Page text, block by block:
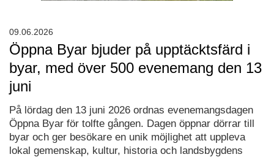
Öppna Byar bjuder på upptäcktsfärd i
byar, med över 500 evenemang den 13
juni
På lördag den 13 juni 2026 ordnas evenemangsdagen
Öppna Byar för tolfte gången. Dagen öppnar dörrar till
byar och ger besökare en unik möjlighet att uppleva
lokal gemenskap, kultur, historia och landsbygdens
09.06.2026